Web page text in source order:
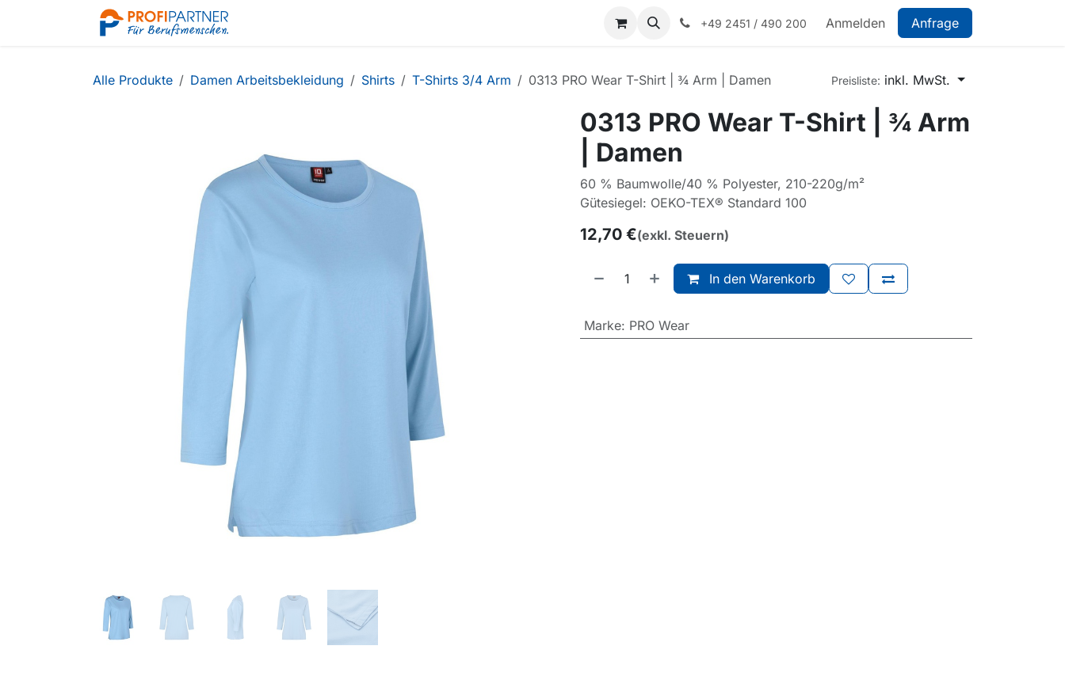
Zum Inhalt springen
+49 2451 / 490 200 Anmelden Anfrage
Alle Produkte Damen Arbeitsbekleidung Shirts T-Shirts 3/4 Arm 0313 PRO Wear T-Shirt | ¾ Arm | Damen Preisliste: inkl. MwSt.
0313 PRO Wear T-Shirt | ¾ Arm
| Damen
60 % Baumwolle/40 % Polyester, 210-220g/m²
Gütesiegel: OEKO-TEX® Standard 100
12,70 €(exkl. Steuern)
In den Warenkorb
Marke: PRO Wear